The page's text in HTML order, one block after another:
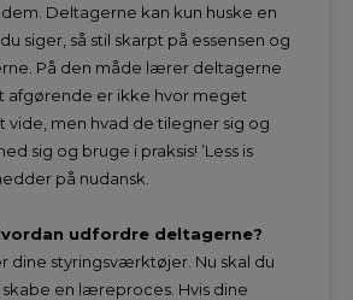
Deltagerne kan kun huske en
siger, så stil skarpt på essensen og
På den måde lærer deltagerne
afgørende er ikke hvor meget
vide, men hvad de tilegner sig og
sig og bruge i praksis! ’Less is
på nudansk.
udfordre deltagerne?
dine styringsværktøjer. Nu skal du
en læreproces. Hvis dine